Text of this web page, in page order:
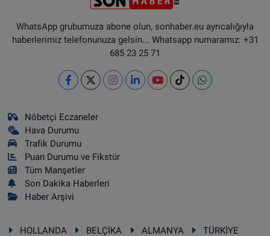
WhatsApp grubumuza abone olun, sonhaber.eu ayrıcalığıyla
haberlerimiz telefonunuza gelsin... Whatsapp numaramız: +31
685 23 25 71
Nöbetçi Eczaneler
Hava Durumu
Trafik Durumu
Puan Durumu ve Fikstür
Tüm Manşetler
Son Dakika Haberleri
Haber Arşivi
HOLLANDA BELÇİKA ALMANYA TÜRKİYE